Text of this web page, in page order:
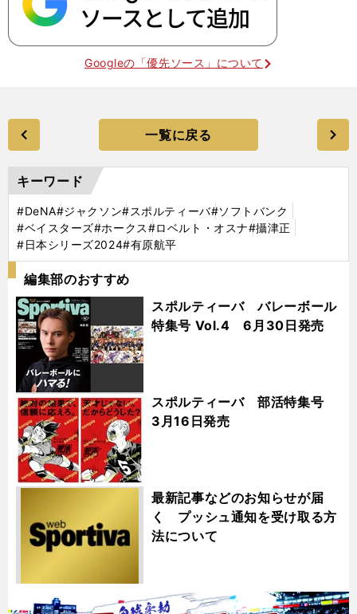
Googleの「優先ソース」について
一覧に戻る
キーワード
#DeNA#ジャクソン#スポルティーバ#ソフトバンク
#ベイスターズ#ホークス#ロベルト・オスナ#攝津正
#日本シリーズ2024#有原航平
編集部のおすすめ
スポルティーバ バレーボール
特集号 Vol.4 6月30日発売
スポルティーバ 部活特集号
3月16日発売
最新記事などのお知らせが届
く プッシュ通知を受け取る方
法について